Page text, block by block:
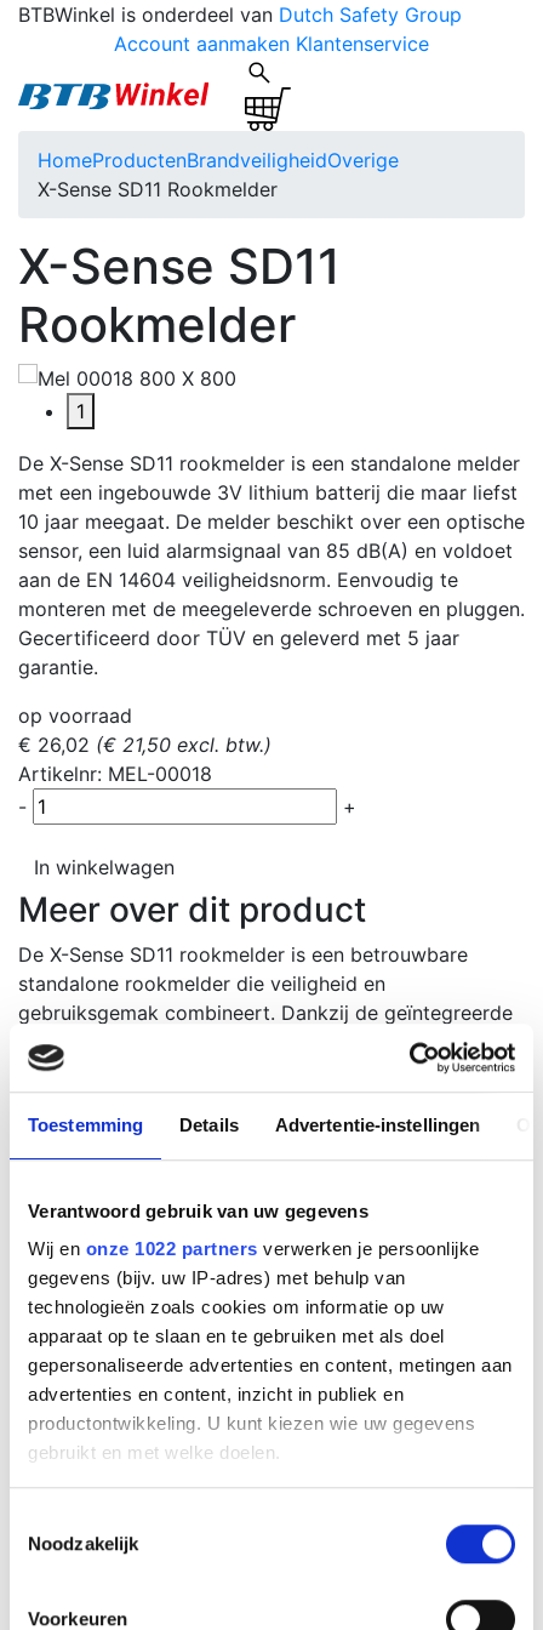
Toestemming Details Advertentie-instellingen
Verantwoord gebruik van uw gegevens
Wij en onze 1022 partners verwerken je persoonlijke
gegevens (bijv. uw IP-adres) met behulp van
technologieën zoals cookies om informatie op uw
apparaat op te slaan en te gebruiken met als doel
gepersonaliseerde advertenties en content, metingen aan
advertenties en content, inzicht in publiek en
productontwikkeling. U kunt kiezen wie uw gegevens
gebruikt en met welke doelen.
Informatie verzamelen over uw geografische
Uw apparaat identificeren door het actief te
Noodzakelijk
Voorkeuren
BTBWinkel is onderdeel van Dutch Safety Group
Account aanmaken Klantenservice
HomeProductenBrandveiligheidOverige
X-Sense SD11 Rookmelder
X-Sense SD11
Rookmelder
1
De X-Sense SD11 rookmelder is een standalone melder
met een ingebouwde 3V lithium batterij die maar liefst
10 jaar meegaat. De melder beschikt over een optische
sensor, een luid alarmsignaal van 85 dB(A) en voldoet
aan de EN 14604 veiligheidsnorm. Eenvoudig te
monteren met de meegeleverde schroeven en pluggen.
Gecertificeerd door TÜV en geleverd met 5 jaar
garantie.
op voorraad
€ 26,02 (€ 21,50 excl. btw.)
Artikelnr: MEL-00018
-
+
In winkelwagen
Meer over dit product
De X-Sense SD11 rookmelder is een betrouwbare
standalone rookmelder die veiligheid en
gebruiksgemak combineert. Dankzij de geïntegreerde
3V lithium batterij, die maar liefst 10 jaar meegaat,
hoeft u zich jarenlang geen zorgen te maken over het
vervangen van batterijen. Deze rookmelder is uitgerust
met een optische sensor die snel rook detecteert en
een krachtig alarmsignaal van 85 dB(A) afgeeft bij
De SD11 rookmelder voldoet aan de strengste
veiligheidseisen en is gecertificeerd door het
gerenommeerde Duitse kwaliteitsinstituut TÜV.
Hiermee behoort hij tot de best verkochte
rookmelders in Duitsland. De melder is gemakkelijk te
installeren met de bijgeleverde bodemplaat, schroeven
en pluggen.
Dankzij het compacte ontwerp (Ø 120 mm, hoogte 45
mm) past de melder discreet in iedere ruimte, terwijl
5 jaar garantie, wat extra vertrouwen geeft in de